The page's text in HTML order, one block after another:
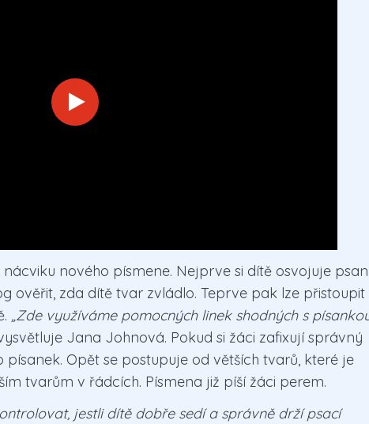
nového písmene. Nejprve si dítě osvojuje
ověřit, zda dítě tvar zvládlo. Teprve pak lze přistoupit
„Zde využíváme pomocných linek shodných s
Jana Johnová. Pokud si žáci zafixují správný
Opět se postupuje od větších tvarů, které je
tvarům v řádcích. Písmena již píší žáci perem.
jestli dítě dobře sedí a správně drží psací